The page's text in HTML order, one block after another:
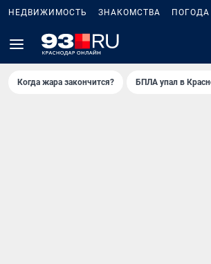
НЕДВИЖИМОСТЬ ЗНАКОМСТВА ПОГОДА
Когда жара закончится? БПЛА упал в